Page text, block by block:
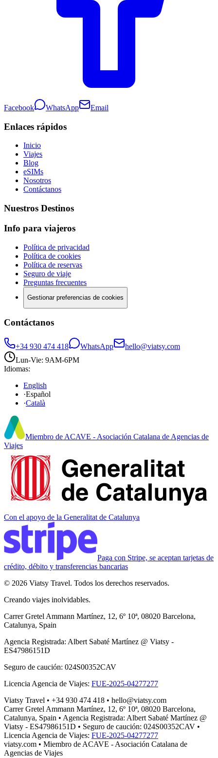
Facebook WhatsApp Email
Enlaces rápidos
Inicio
Viajes
Blog
eSIMs
Nosotros
Contáctanos
Nuestros Destinos
Info para viajeros
Política de privacidad
Política de cookies
Política de reservas
Seguro de viaje
Preguntas frecuentes
Gestionar preferencias de cookies
Contáctanos
+34 930 474 418 WhatsApp
hello@viatsy.com
Lun-Vie: 9AM-6PM
Idiomas:
English
·Español
·Català
Miembro de ACAVE - Asociación Catalana de Agencias de
Viajes
Con el apoyo de la Generalitat de Catalunya
Paga con Stripe, se aceptan tarjetas de
crédito, débito y transferencias bancarias
© 2026 Viatsy Travel. Todos los derechos reservados.
Creando viajes inolvidables.
Carrer Gretel Ammann Martínez, 12, 6º 10ª, 08020 Barcelona,
Catalunya, Spain
Agencia Registrada: Albert Sabaté Martínez @ Viatsy -
ES47986151D
Seguro de caución: 024S00352CAV
Licencia Agencia de Viajes: FUE-2025-04277277
Viatsy Travel • +34 930 474 418 • hello@viatsy.com
Carrer Gretel Ammann Martínez, 12, 6º 10ª, 08020 Barcelona,
Catalunya, Spain • Agencia Registrada: Albert Sabaté Martínez @
Viatsy - ES47986151D • Seguro de caución: 024S00352CAV •
Licencia Agencia de Viajes: FUE-2025-04277277
viatsy.com • Miembro de ACAVE - Asociación Catalana de
Agencias de Viajes